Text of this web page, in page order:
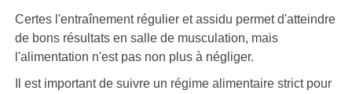
Certes l'entraînement régulier et assidu permet d'atteindre
de bons résultats en salle de musculation, mais
l'alimentation n'est pas non plus à négliger.
Il est important de suivre un régime alimentaire strict pour